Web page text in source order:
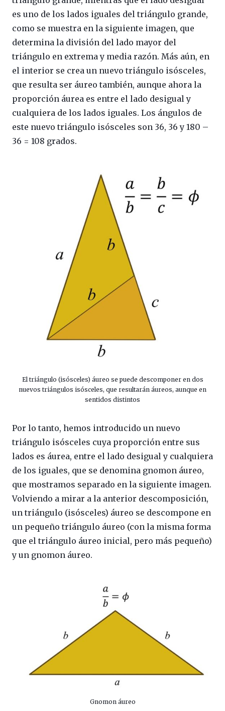
es uno de los lados iguales del triángulo grande,
como se muestra en la siguiente imagen, que
determina la división del lado mayor del
triángulo en extrema y media razón. Más aún, en
el interior se crea un nuevo triángulo isósceles,
que resulta ser áureo también, aunque ahora la
proporción áurea es entre el lado desigual y
cualquiera de los lados iguales. Los ángulos de
este nuevo triángulo isósceles son 36, 36 y 180 –
36 = 108 grados.
El triángulo (isósceles) áureo se puede descomponer en dos
nuevos triángulos isósceles, que resultarán áureos, aunque en
sentidos distintos
Por lo tanto, hemos introducido un nuevo
triángulo isósceles cuya proporción entre sus
lados es áurea, entre el lado desigual y cualquiera
de los iguales, que se denomina gnomon áureo,
que mostramos separado en la siguiente imagen.
Volviendo a mirar a la anterior descomposición,
un triángulo (isósceles) áureo se descompone en
un pequeño triángulo áureo (con la misma forma
que el triángulo áureo inicial, pero más pequeño)
y un gnomon áureo.
Gnomon áureo